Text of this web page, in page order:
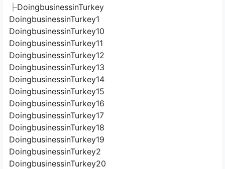
DoingbusinessinTurkey1
DoingbusinessinTurkey10
DoingbusinessinTurkey11
DoingbusinessinTurkey12
DoingbusinessinTurkey13
DoingbusinessinTurkey14
DoingbusinessinTurkey15
DoingbusinessinTurkey16
DoingbusinessinTurkey17
DoingbusinessinTurkey18
DoingbusinessinTurkey19
DoingbusinessinTurkey2
DoingbusinessinTurkey20
DoingbusinessinTurkey21